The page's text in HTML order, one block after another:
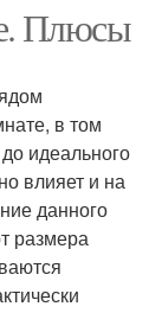
Плюсы
в том
идеального
влияет и на
данного
размера